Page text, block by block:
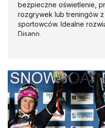
bezpieczne oświetlenie,
rozgrywek lub treningów z
sportowców. Idealne
Disano.